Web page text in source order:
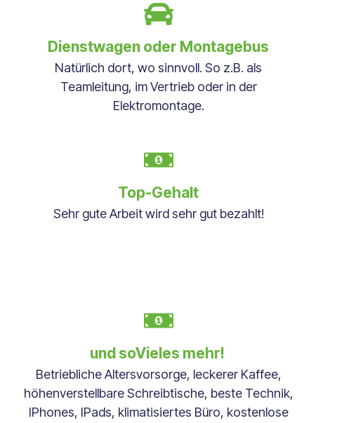
Dienstwagen oder Montagebus
Natürlich dort, wo sinnvoll. So z.B. als
Teamleitung, im Vertrieb oder in der
Elektromontage.
Top-Gehalt
Sehr gute Arbeit wird sehr gut bezahlt!
und soVieles mehr!
Betriebliche Altersvorsorge, leckerer Kaffee,
höhenverstellbare Schreibtische, beste Technik,
IPhones, IPads, klimatisiertes Büro, kostenlose